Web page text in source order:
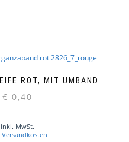
ROT, MIT UMBAND
€ 0,40
inkl. MwSt.
Versandkosten